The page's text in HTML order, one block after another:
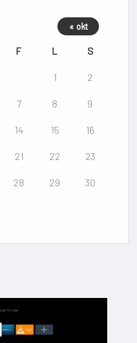
F L S
1 2
7 8 9
14 15 16
21 22 23
28 29 30
« okt